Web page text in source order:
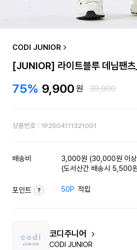
CODI JUNIOR
[JUNIOR] 라이트블루 데님팬
75% 9,900원 39,900
상품번호 : 1P2504111321001
배송비
3,000원 (30,000원 이상
(도서산간 배송시 5,500
포인트 50P 적립
코디주니어
CODI JUNIOR